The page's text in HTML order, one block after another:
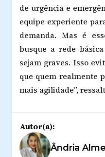
de urgência e
equipe experiente
demanda. Mas é
busque a rede
sejam graves. Isso
que quem realmente
mais agilidade”,
Autor(a):
Ândria